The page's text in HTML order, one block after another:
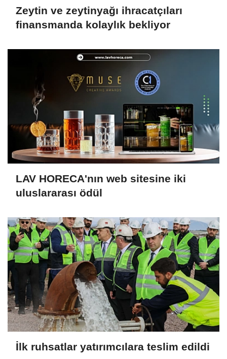
Zeytin ve zeytinyağı ihracatçıları
finansmanda kolaylık bekliyor
LAV HORECA'nın web sitesine iki
uluslararası ödül
İlk ruhsatlar yatırımcılara teslim edildi